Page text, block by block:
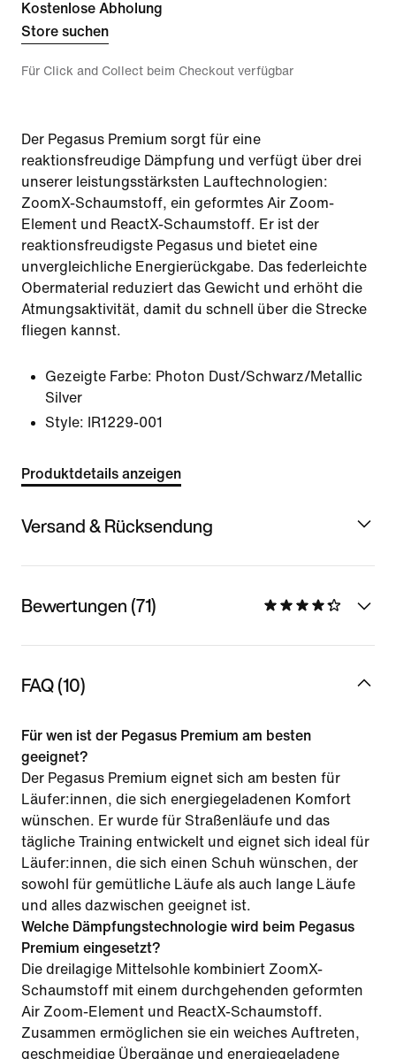
Kostenlose Abholung
Store suchen
Für Click and Collect beim Checkout verfügbar
Der Pegasus Premium sorgt für eine
reaktionsfreudige Dämpfung und verfügt über drei
unserer leistungsstärksten Lauftechnologien:
ZoomX-Schaumstoff, ein geformtes Air Zoom-
Element und ReactX-Schaumstoff. Er ist der
reaktionsfreudigste Pegasus und bietet eine
unvergleichliche Energierückgabe. Das federleichte
Obermaterial reduziert das Gewicht und erhöht die
Atmungsaktivität, damit du schnell über die Strecke
fliegen kannst.
Gezeigte Farbe: Photon Dust/Schwarz/Metallic
Silver
Style:
IR1229-001
Produktdetails anzeigen
Versand & Rücksendung
Bewertungen (71)
FAQ (10)
Für wen ist der Pegasus Premium am besten
geeignet?
Der Pegasus Premium eignet sich am besten für
Läufer:innen, die sich energiegeladenen Komfort
wünschen. Er wurde für Straßenläufe und das
tägliche Training entwickelt und eignet sich ideal für
Läufer:innen, die sich einen Schuh wünschen, der
sowohl für gemütliche Läufe als auch lange Läufe
und alles dazwischen geeignet ist.
Welche Dämpfungstechnologie wird beim Pegasus
Premium eingesetzt?
Die dreilagige Mittelsohle kombiniert ZoomX-
Schaumstoff mit einem durchgehenden geformten
Air Zoom-Element und ReactX-Schaumstoff.
Zusammen ermöglichen sie ein weiches Auftreten,
geschmeidige Übergänge und energiegeladene